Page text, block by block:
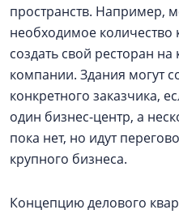
пространств. Например,
необходимое
создать свой ресторан
компании. Здания могут
конкретного заказчика,
один бизнес-центр, а
пока нет, но идут
крупного бизнеса.
Концепцию делового